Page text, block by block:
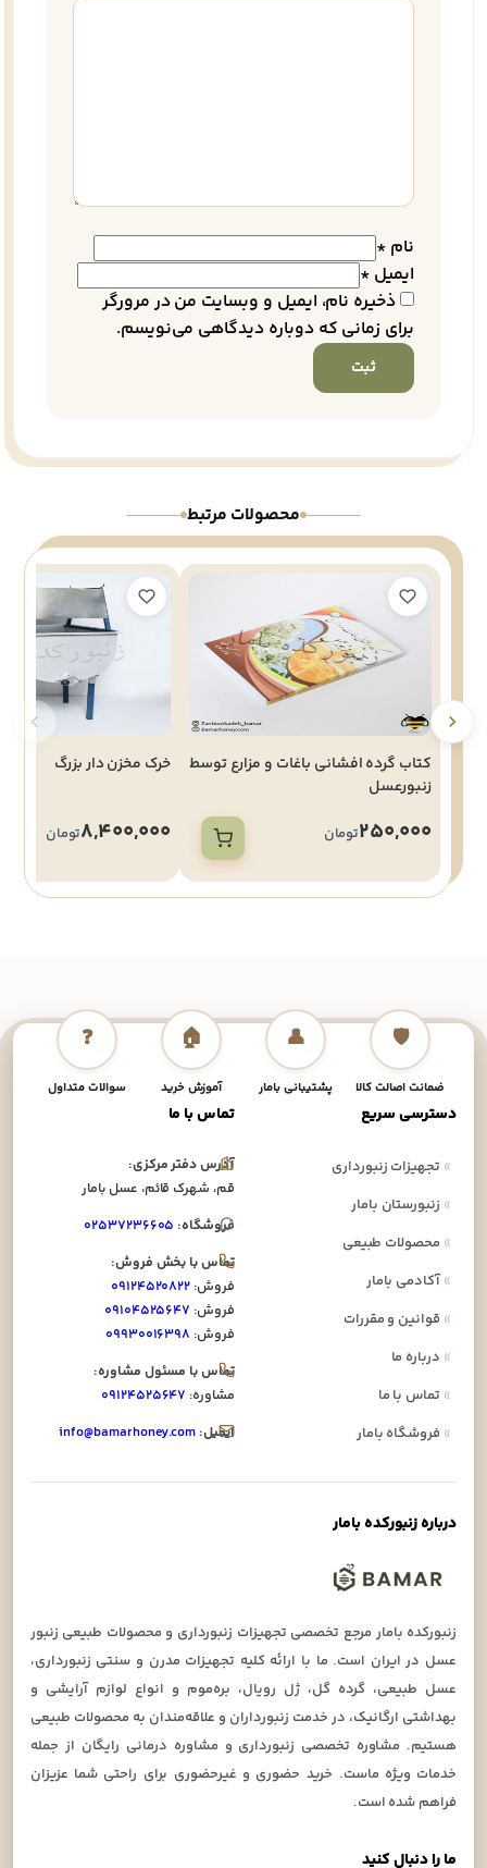
نام *
ایمیل *
ذخیره نام، ایمیل و وبسایت من در مرورگر
برای زمانی که دوباره دیدگاهی می‌نویسم.
محصولات مرتبط
کتاب گرده افشانی باغات و مزارع توسط
زنبورعسل
250,000تومان
خرک مخزن دار بزرگ
8,400,000تومان
🛡️
ضمانت اصالت کالا
👤
پشتیبانی بامار
🏠
آموزش خرید
❓
سوالات متداول
ما را دنبال کنید
دسترسی سریع
»تجهیزات زنبورداری
»زنبورستان بامار
»محصولات طبیعی
»آکادمی بامار
»قوانین و مقررات
»درباره ما
»تماس با ما
»فروشگاه بامار
تماس با ما
آدرس دفتر مرکزی:
قم، شهرک قائم، عسل بامار
فروشگاه: ۰۲۵۳۷۲۳۶۶۰۵
تماس با بخش فروش:
فروش: ۰۹۱۲۴۵۲۰۸۲۲
فروش: ۰۹۱۰۴۵۲۵۶۴۷
فروش: ۰۹۹۳۰۰۱۶۳۹۸
تماس با مسئول مشاوره:
مشاوره: ۰۹۱۲۴۵۲۵۶۴۷
ایمیل: info@bamarhoney.com
درباره زنبورکده بامار
زنبورکده بامار مرجع تخصصی تجهیزات زنبورداری و محصولات طبیعی زنبور
عسل در ایران است. ما با ارائه کلیه تجهیزات مدرن و سنتی زنبورداری،
عسل طبیعی، گرده گل، ژل رویال، بره‌موم و انواع لوازم آرایشی و
بهداشتی ارگانیک، در خدمت زنبورداران و علاقه‌مندان به محصولات طبیعی
هستیم. مشاوره تخصصی زنبورداری و مشاوره درمانی رایگان از جمله
خدمات ویژه ماست. خرید حضوری و غیرحضوری برای راحتی شما عزیزان
فراهم شده است.